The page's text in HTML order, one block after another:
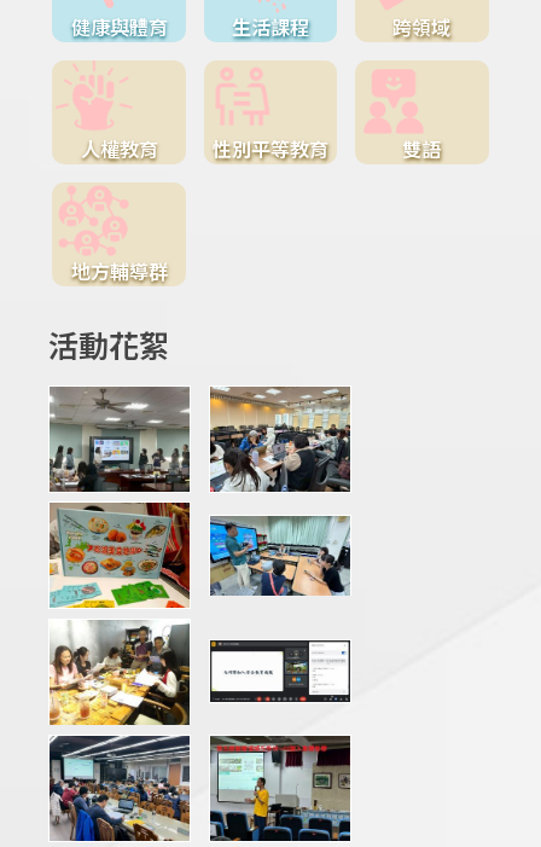
健康與體育 生活課程 跨領域
人權教育 性別平等教育 雙語
地方輔導群
活動花絮